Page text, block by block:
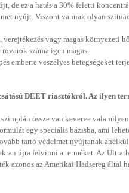
de ez a hatás a 30% feletti
nyújt. Viszont vannak olyan
verejtékezés vagy magas környezeti
száma igen magas.
emberre veszélyes betegségeket
DEET riasztókról. Az ilyen
össze van keverve
egy speciális bázisba, ami
tartó védelmet nyújtanak
újra felvinni a terméket. Az
azonos az Amerikai Hadsereg által